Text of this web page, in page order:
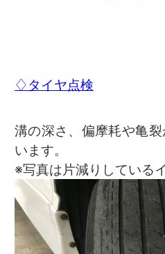
♢タイヤ点検
溝の深さ、偏摩耗や亀
います。
※写真は片減りしている